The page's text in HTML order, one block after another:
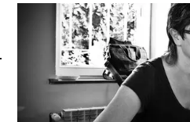
Спасылка без VPN